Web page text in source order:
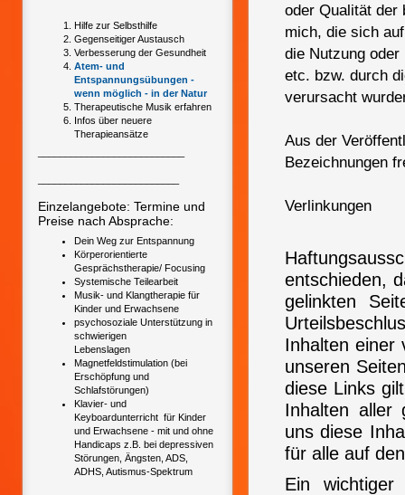
Hilfe zur Selbsthilfe
Gegenseitiger Austausch
Verbesserung der Gesundheit
Atem- und
Entspannungsübungen -
wenn möglich - in der Natur
Therapeutische Musik erfahren
Infos über neuere
Therapieansätze
Einzelangebote: Termine und
Preise nach Absprache:
Dein Weg zur Entspannung
Körperorientierte
Gesprächstherapie/ Focusing
Systemische Teilearbeit
Musik- und Klangtherapie für
Kinder und Erwachsene
psychosoziale Unterstützung in
schwierigen
Lebenslagen
Magnetfeldstimulation (bei
Erschöpfung und
Schlafstörungen)
Klavier- und
Keyboardunterricht für Kinder
und Erwachsene - mit und ohne
Handicaps z.B. bei depressiven
Störungen, Ängsten, ADS,
ADHS, Autismus-Spektrum
oder Qualität der
mich, die sich
die Nutzung
etc. bzw. durch
verursacht
Aus der
Bezeichnungen
Verlinkungen
entschieden,
gelinkten
Inhalten einer
unseren
diese Links
Inhalten aller
uns diese
für alle auf
Ein